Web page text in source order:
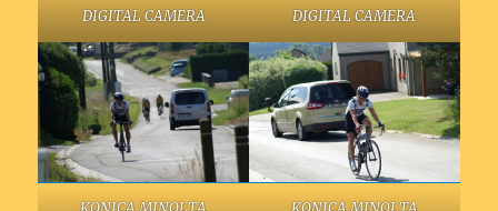
DIGITAL CAMERA
DIGITAL CAMERA